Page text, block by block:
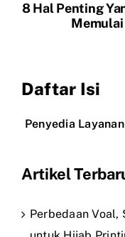
8 Hal Penting
Daftar Isi
Penyedia
Artikel
Perbedaan Voal,